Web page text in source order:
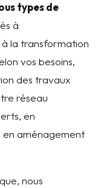
types de
à
à la transformation
vos besoins,
des travaux
réseau
en
aménagement
nous